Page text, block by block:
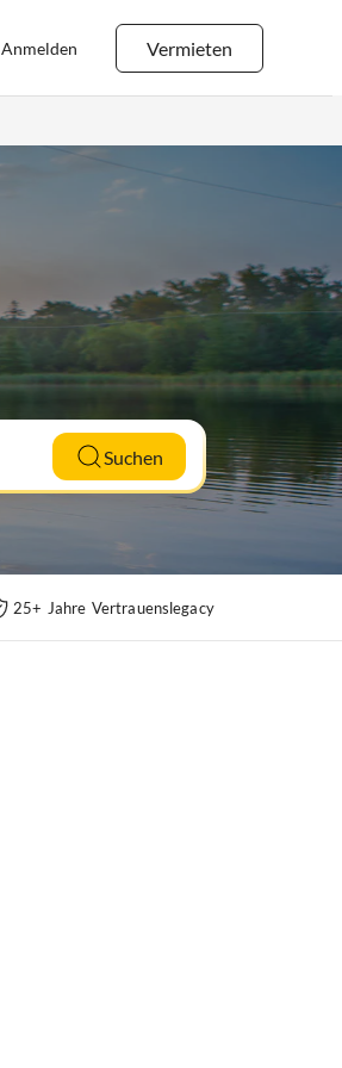
Vermieten
Anmelden
Suchen
25+ Jahre Vertrauenslegacy